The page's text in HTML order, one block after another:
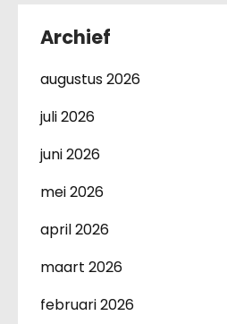
Archief
augustus 2026
juli 2026
juni 2026
mei 2026
april 2026
maart 2026
februari 2026